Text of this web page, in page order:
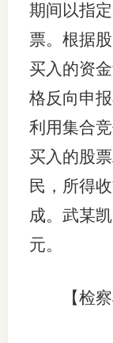
期间以指
票。根据
买入的资
格反向申
利用集合
买入的股
民，所得
成。武某
元。
【检察